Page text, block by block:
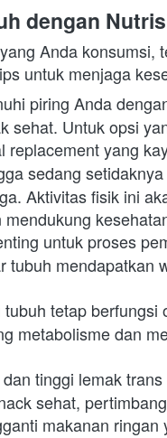
dengan
Anda konsumsi,
untuk menjaga
piring Anda
sehat. Untuk opsi
replacement yang
sedang
Aktivitas fisik ini
untuk proses
tubuh mendapatkan
tetap berfungsi
metabolisme dan
tinggi lemak
sehat,
makanan ringan